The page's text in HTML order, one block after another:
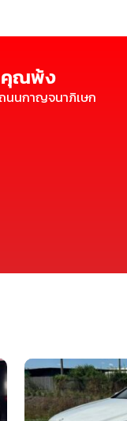
คุณพ้ง
นนกาญจนาภิเษก